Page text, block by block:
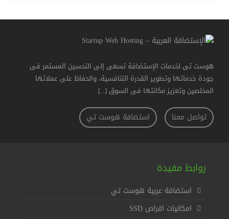
هوست تى لخدمات الإستضافة تسعى إلى التحسين المستمر فى
جودة خدماتها وتطوير القدرة التنافسية، والحفاظ على عملائها
المخلصين وتعزيز مكانتها فى السوق [...]
تواصل معنا استضافة هوست تي
روابط مفيدة
استضافة عربية هوست تي
امكانيات اقراص SSD